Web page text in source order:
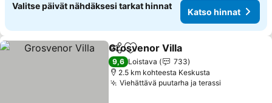
Valitse päivät nähdäksesi tarkat hinnat
Katso hinnat
Jaa Lisää suosikkeihin
Grosvenor Villa
9,6 Loistava
733
2.5 km kohteesta Keskusta
Viehättävä puutarha ja terassi